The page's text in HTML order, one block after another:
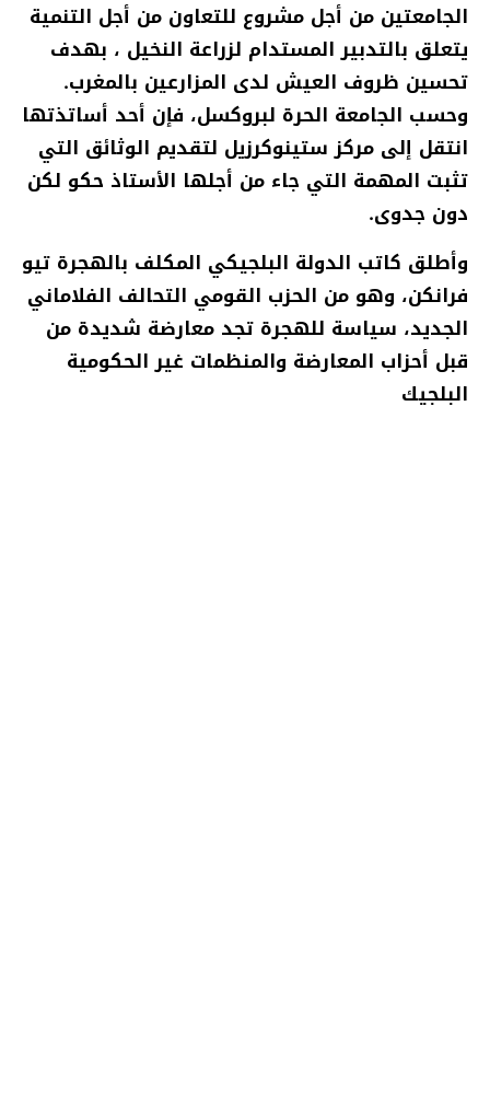
الجامعتين من أجل مشروع للتعاون من أجل التنمية
يتعلق بالتدبير المستدام لزراعة النخيل ، بهدف
تحسين ظروف العيش لدى المزارعين بالمغرب.
وحسب الجامعة الحرة لبروكسل، فإن أحد أساتذتها
انتقل إلى مركز ستينوكرزيل لتقديم الوثائق التي
تثبت المهمة التي جاء من أجلها الأستاذ حكو لكن
دون جدوى.
وأطلق كاتب الدولة البلجيكي المكلف بالهجرة تيو
فرانكن، وهو من الحزب القومي التحالف الفلاماني
الجديد، سياسة للهجرة تجد معارضة شديدة من
قبل أحزاب المعارضة والمنظمات غير الحكومية
البلجيك